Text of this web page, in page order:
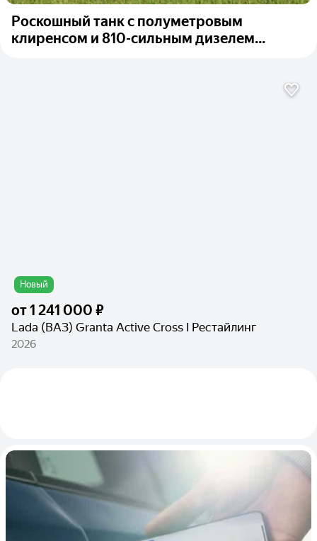
Роскошный танк с полуметровым
клиренсом и 810-сильным дизелем...
Новый
от1 241 000 ₽
Lada (ВАЗ) Granta Active Cross I Рестайлинг
2026